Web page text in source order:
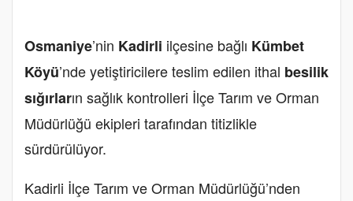
Osmaniye’nin Kadirli ilçesine bağlı Kümbet
Köyü’nde yetiştiricilere teslim edilen ithal besilik
sığırların sağlık kontrolleri İlçe Tarım ve Orman
Müdürlüğü ekipleri tarafından titizlikle
sürdürülüyor.
Kadirli İlçe Tarım ve Orman Müdürlüğü’nden